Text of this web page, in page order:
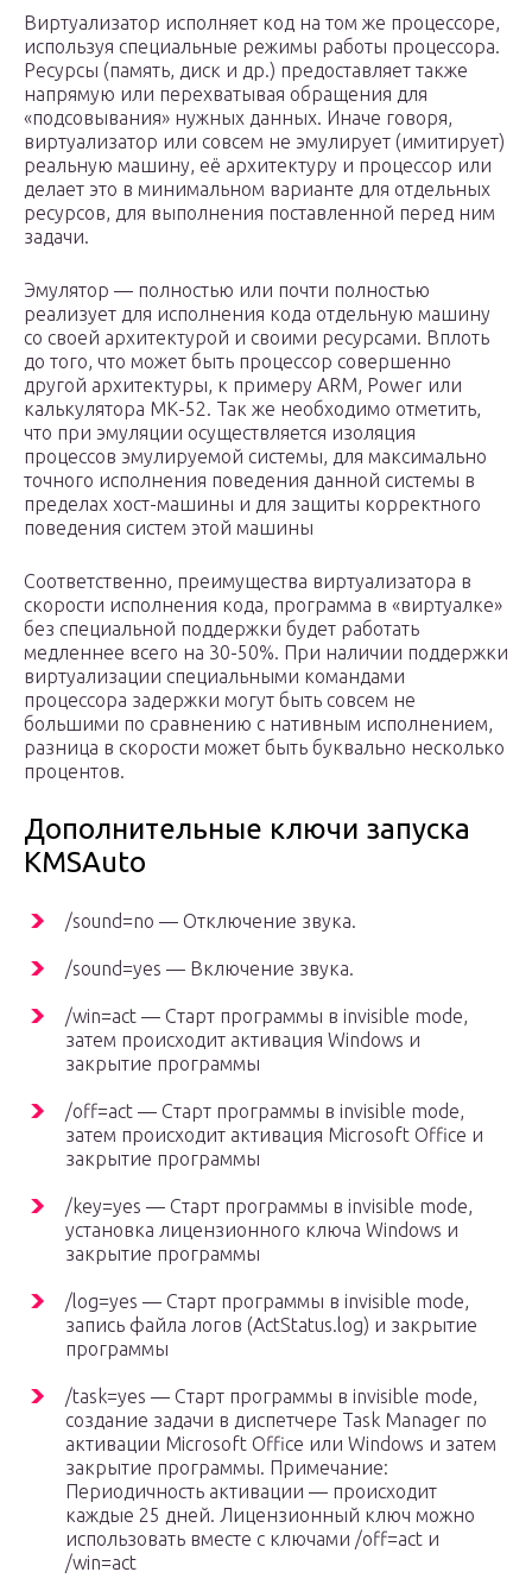
Виртуализатор исполняет код на том же процессоре,
используя специальные режимы работы процессора.
Ресурсы (память, диск и др.) предоставляет также
напрямую или перехватывая обращения для
«подсовывания» нужных данных. Иначе говоря,
виртуализатор или совсем не эмулирует (имитирует)
реальную машину, её архитектуру и процессор или
делает это в минимальном варианте для отдельных
ресурсов, для выполнения поставленной перед ним
задачи.
Эмулятор — полностью или почти полностью
реализует для исполнения кода отдельную машину
со своей архитектурой и своими ресурсами. Вплоть
до того, что может быть процессор совершенно
другой архитектуры, к примеру ARM, Power или
калькулятора МК-52. Так же необходимо отметить,
что при эмуляции осуществляется изоляция
процессов эмулируемой системы, для максимально
точного исполнения поведения данной системы в
пределах хост-машины и для защиты корректного
поведения систем этой машины
Соответственно, преимущества виртуализатора в
скорости исполнения кода, программа в «виртуалке»
без специальной поддержки будет работать
медленнее всего на 30-50%. При наличии поддержки
виртуализации специальными командами
процессора задержки могут быть совсем не
большими по сравнению с нативным исполнением,
разница в скорости может быть буквально несколько
процентов.
Дополнительные ключи запуска
KMSAuto
/sound=no — Отключение звука.
/sound=yes — Включение звука.
/win=act — Старт программы в invisible mode,
затем происходит активация Windows и
закрытие программы
/off=act — Старт программы в invisible mode,
затем происходит активация Microsoft Office и
закрытие программы
/key=yes — Старт программы в invisible mode,
установка лицензионного ключа Windows и
закрытие программы
/log=yes — Старт программы в invisible mode,
запись файла логов (ActStatus.log) и закрытие
программы
/task=yes — Старт программы в invisible mode,
создание задачи в диспетчере Task Manager по
активации Microsoft Office или Windows и затем
закрытие программы. Примечание:
Периодичность активации — происходит
каждые 25 дней. Лицензионный ключ можно
использовать вместе с ключами /off=act и
/win=act